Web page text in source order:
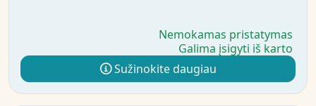
Nemokamas pristatymas
Galima įsigyti iš karto
Sužinokite daugiau